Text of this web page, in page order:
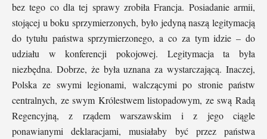
bez tego co dla tej sprawy zrobiła Francja. Posiadanie armii,
stojącej u boku sprzymierzonych, było jedyną naszą legitymacją
do tytułu państwa sprzymierzonego, a co za tym idzie – do
udziału w konferencji pokojowej. Legitymacja ta była
niezbędna. Dobrze, że była uznana za wystarczającą. Inaczej,
Polska ze swymi legionami, walczącymi po stronie państw
centralnych, ze swym Królestwem listopadowym, ze swą Radą
Regencyjną, z rządem warszawskim i z jego ciągle
ponawianymi deklaracjami, musiałaby być przez państwa